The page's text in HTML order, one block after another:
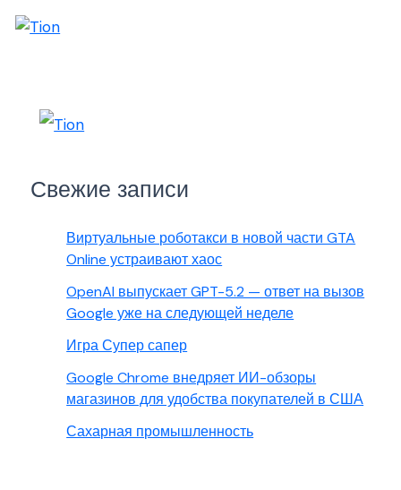
Свежие записи
Виртуальные роботакси в новой части GTA
Online устраивают хаос
OpenAI выпускает GPT-5.2 — ответ на вызов
Google уже на следующей неделе
Игра Супер сапер
Google Chrome внедряет ИИ-обзоры
магазинов для удобства покупателей в США
Сахарная промышленность